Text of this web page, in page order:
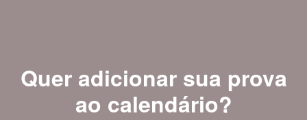
Quer adicionar sua prova
ao calendário?